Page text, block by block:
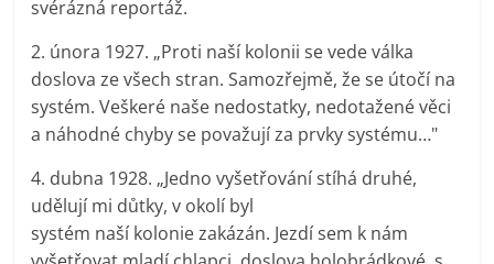
svérázná reportáž.
2. února 1927. „Proti naší kolonii se vede válka
doslova ze všech stran. Samozřejmě, že se útočí na
systém. Veškeré naše nedostatky, nedotažené věci
a náhodné chyby se považují za prvky systému…"
4. dubna 1928. „Jedno vyšetřování stíhá druhé,
udělují mi důtky, v okolí byl
systém naší kolonie zakázán. Jezdí sem k nám